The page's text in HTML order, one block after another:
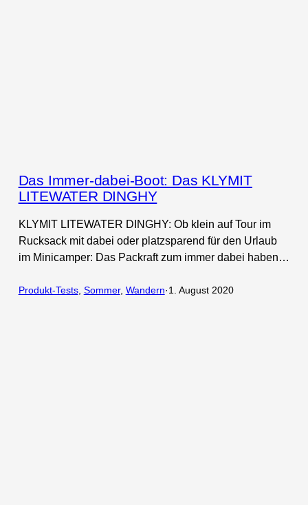
Das Immer-dabei-Boot: Das KLYMIT
LITEWATER DINGHY
KLYMIT LITEWATER DINGHY: Ob klein auf Tour im
Rucksack mit dabei oder platzsparend für den Urlaub
im Minicamper: Das Packraft zum immer dabei haben…
Produkt-Tests, Sommer, Wandern·1. August 2020